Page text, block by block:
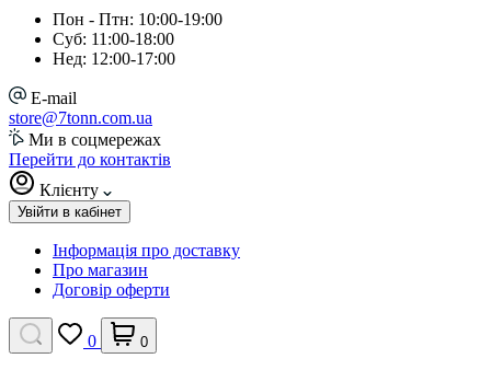
Пон - Птн: 10:00-19:00
Суб: 11:00-18:00
Нед: 12:00-17:00
E-mail
store@7tonn.com.ua
Ми в соцмережах
Перейти до контактів
Клієнту
Увійти в кабінет
Інформація про доставку
Про магазин
Договір оферти
0 0